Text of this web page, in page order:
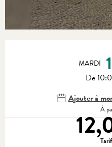
MARDI
De
Ajouter à
À